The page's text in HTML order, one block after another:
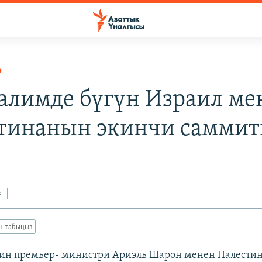
бүгүн Израил
экинчи
табыңыз
премьер- министри Ариэль Шарон менен